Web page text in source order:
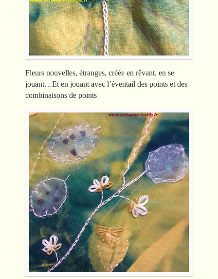
Fleurs nouvelles, étranges, créée en rêvant, en se
jouant…Et en jouant avec l’éventail des points et des
combinaisons de points